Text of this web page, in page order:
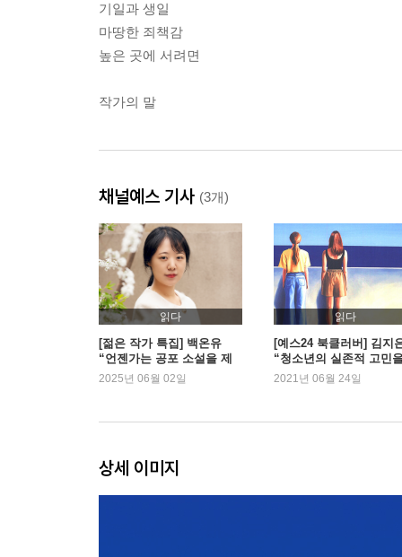
기일과 생일
마땅한 죄책감
높은 곳에 서려면
작가의 말
채널예스 기사 (3개)
읽다
[젊은 작가 특집] 백온유
“언젠가는 공포 소설을 제
대로 써보고 싶습니다”
2025년 06월 02일
읽다
[예스24 북클러버] 김지
“청소년의 실존적 고민
다루는 소설 『유원』”
2021년 06월 24일
상세 이미지